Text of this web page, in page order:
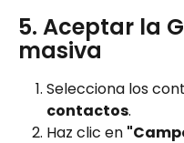
5. Aceptar la
masiva
Selecciona los
contactos.
Haz clic en